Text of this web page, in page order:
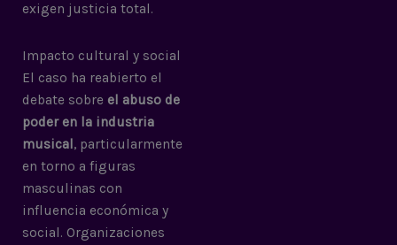
exigen justicia total.
Impacto cultural y social
El caso ha reabierto el
debate sobre el abuso de
poder en la industria
musical, particularmente
en torno a figuras
masculinas con
influencia económica y
social. Organizaciones